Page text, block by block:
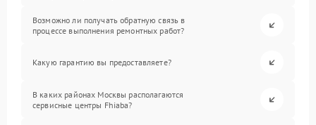
Возможно ли получать обратную связь в
процессе выполнения ремонтных работ?
Какую гарантию вы предоставляете?
В каких районах Москвы располагаются
сервисные центры Fhiaba?